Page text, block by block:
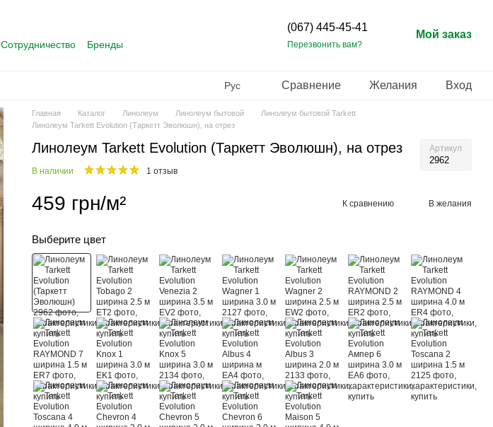
Сотрудничество
Бренды
(067) 445-45-41
Перезвонить вам?
Мой заказ
Рус Сравнение Желания Вход
Главная Каталог Линолеум Линолеум бытовой
Линолеум бытовой Tarkett
Линолеум Tarkett Evolution (Таркетт Эволюшн), на отрез
Линолеум Tarkett Evolution (Таркетт Эволюшн), на отрез Артикул
2962
В наличии 1 отзыв
459 грн/м² К сравнению В желания
Выберите цвет